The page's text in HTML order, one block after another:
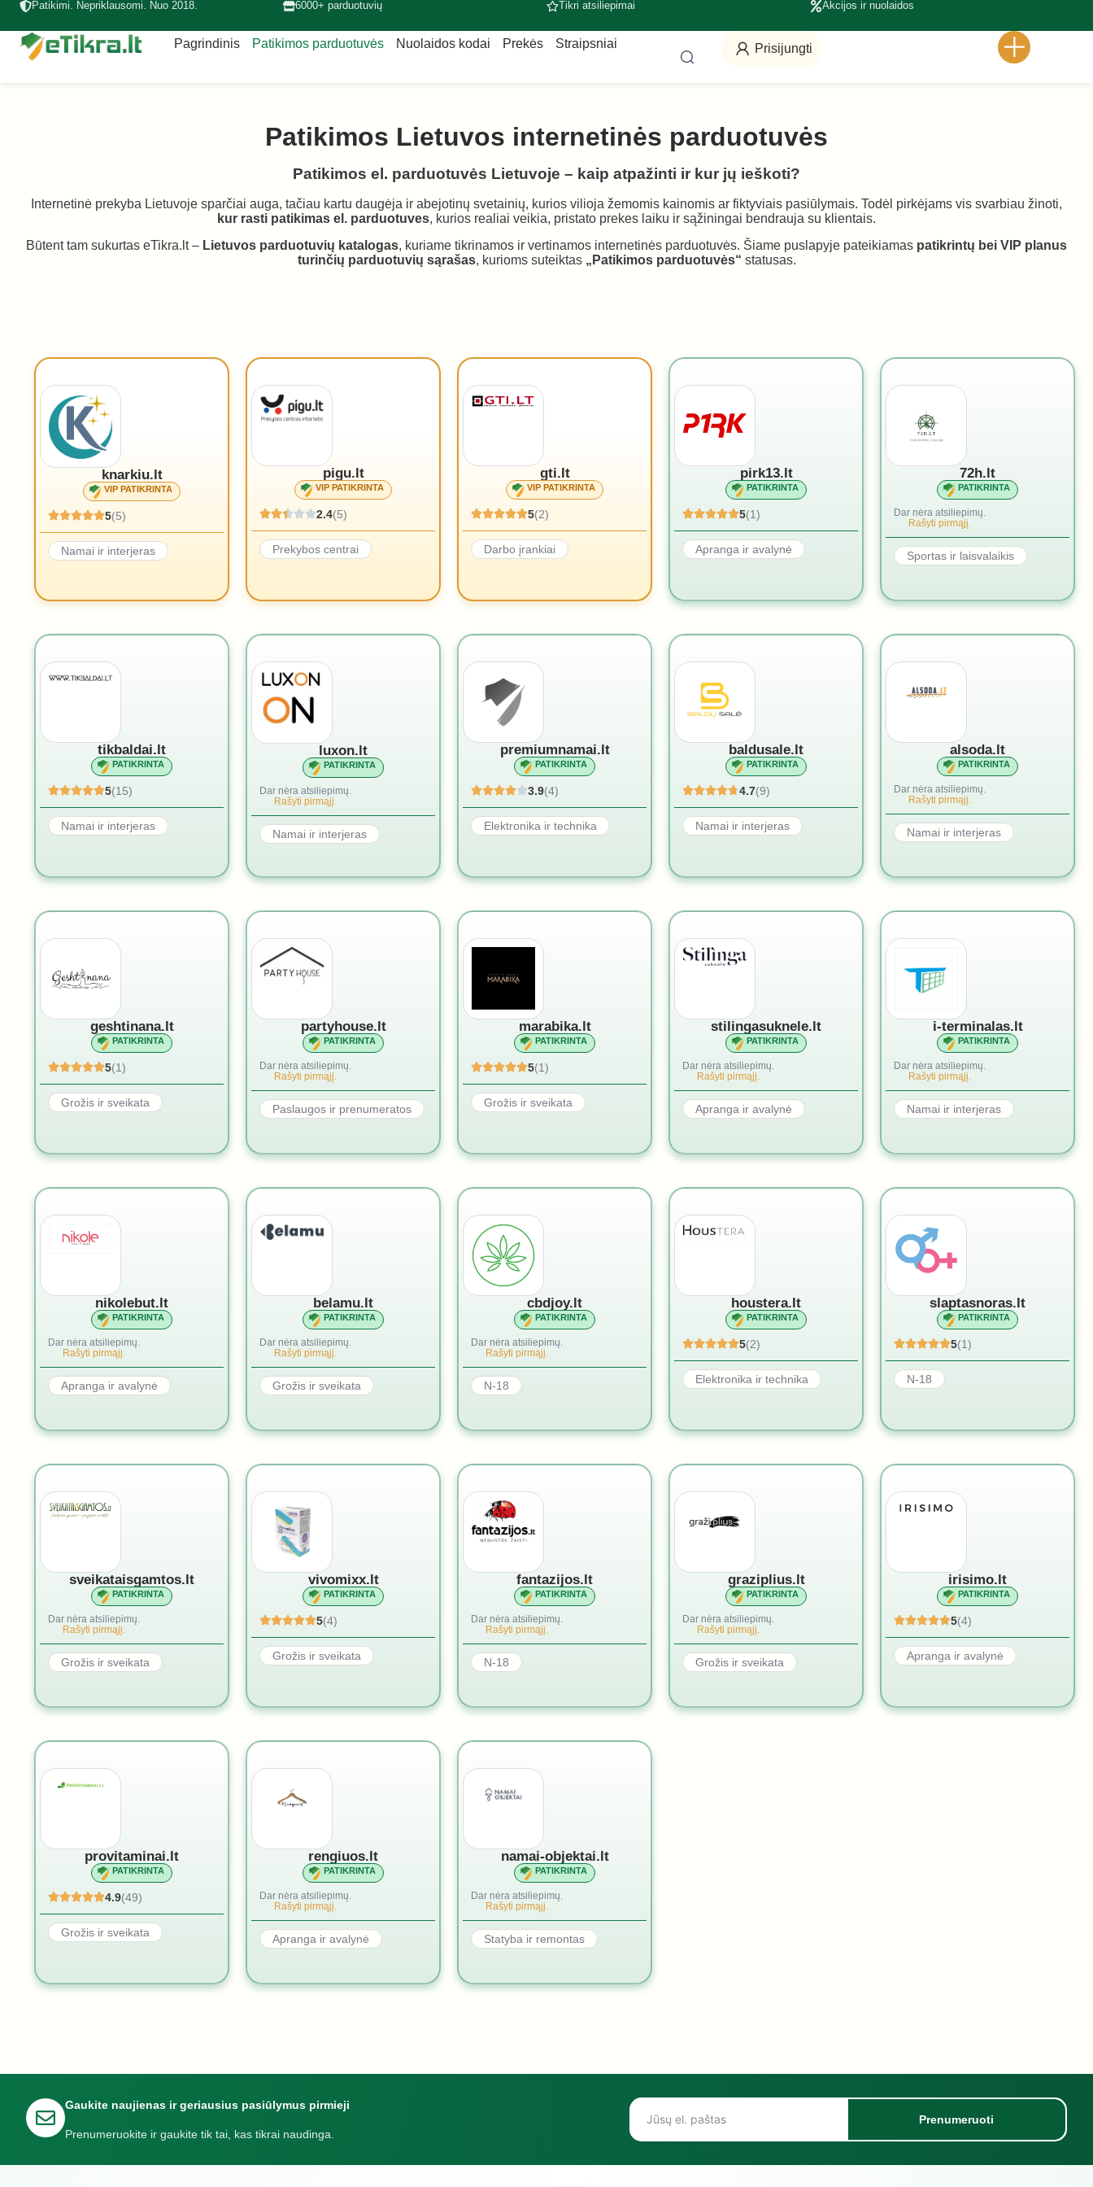
Patikimi. Nepriklausomi. Nuo 2018. 6000+ parduotuvių Tikri atsiliepimai Akcijos ir nuolaidos
Pagrindinis Patikimos parduotuvės Nuolaidos kodai Prekės Straipsniai Prisijungti
Patikimos Lietuvos internetinės parduotuvės
Patikimos el. parduotuvės Lietuvoje – kaip atpažinti ir kur jų ieškoti?
Internetinė prekyba Lietuvoje sparčiai auga, tačiau kartu daugėja ir abejotinų svetainių, kurios vilioja žemomis kainomis ar fiktyviais pasiūlymais. Todėl pirkėjams vis svarbiau žinoti,
kur rasti patikimas el. parduotuves, kurios realiai veikia, pristato prekes laiku ir sąžiningai bendrauja su klientais.
Būtent tam sukurtas eTikra.lt – Lietuvos parduotuvių katalogas, kuriame tikrinamos ir vertinamos internetinės parduotuvės. Šiame puslapyje pateikiamas patikrintų bei VIP planus
turinčių parduotuvių sąrašas, kurioms suteiktas „Patikimos parduotuvės“ statusas.
knarkiu.lt
VIP PATIKRINTA
5(5)
Namai ir interjeras
pigu.lt
VIP PATIKRINTA
2.4(5)
Prekybos centrai
gti.lt
VIP PATIKRINTA
5(2)
Darbo įrankiai
pirk13.lt
PATIKRINTA
5(1)
Apranga ir avalynė
72h.lt
PATIKRINTA
Dar nėra atsiliepimų.
Rašyti pirmąjį.
Sportas ir laisvalaikis
tikbaldai.lt
PATIKRINTA
5(15)
Namai ir interjeras
luxon.lt
PATIKRINTA
Dar nėra atsiliepimų.
Rašyti pirmąjį.
Namai ir interjeras
premiumnamai.lt
PATIKRINTA
3.9(4)
Elektronika ir technika
baldusale.lt
PATIKRINTA
4.7(9)
Namai ir interjeras
alsoda.lt
PATIKRINTA
Dar nėra atsiliepimų.
Rašyti pirmąjį.
Namai ir interjeras
geshtinana.lt
PATIKRINTA
5(1)
Grožis ir sveikata
partyhouse.lt
PATIKRINTA
Dar nėra atsiliepimų.
Rašyti pirmąjį.
Paslaugos ir prenumeratos
marabika.lt
PATIKRINTA
5(1)
Grožis ir sveikata
stilingasuknele.lt
PATIKRINTA
Dar nėra atsiliepimų.
Rašyti pirmąjį.
Apranga ir avalynė
i-terminalas.lt
PATIKRINTA
Dar nėra atsiliepimų.
Rašyti pirmąjį.
Namai ir interjeras
nikolebut.lt
PATIKRINTA
Dar nėra atsiliepimų.
Rašyti pirmąjį.
Apranga ir avalynė
belamu.lt
PATIKRINTA
Dar nėra atsiliepimų.
Rašyti pirmąjį.
Grožis ir sveikata
cbdjoy.lt
PATIKRINTA
Dar nėra atsiliepimų.
Rašyti pirmąjį.
N-18
houstera.lt
PATIKRINTA
5(2)
Elektronika ir technika
slaptasnoras.lt
PATIKRINTA
5(1)
N-18
sveikataisgamtos.lt
PATIKRINTA
Dar nėra atsiliepimų.
Rašyti pirmąjį.
Grožis ir sveikata
vivomixx.lt
PATIKRINTA
5(4)
Grožis ir sveikata
fantazijos.lt
PATIKRINTA
Dar nėra atsiliepimų.
Rašyti pirmąjį.
N-18
graziplius.lt
PATIKRINTA
Dar nėra atsiliepimų.
Rašyti pirmąjį.
Grožis ir sveikata
irisimo.lt
PATIKRINTA
5(4)
Apranga ir avalynė
provitaminai.lt
PATIKRINTA
4.9(49)
Grožis ir sveikata
rengiuos.lt
PATIKRINTA
Dar nėra atsiliepimų.
Rašyti pirmąjį.
Apranga ir avalynė
namai-objektai.lt
PATIKRINTA
Dar nėra atsiliepimų.
Rašyti pirmąjį.
Statyba ir remontas
Gaukite naujienas ir geriausius pasiūlymus pirmieji
Prenumeruokite ir gaukite tik tai, kas tikrai naudinga.
Prenumeruoti